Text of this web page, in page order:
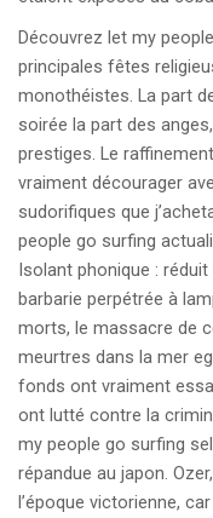
Découvrez let my
principales fêtes
monothéistes. La part
soirée la part des
prestiges. Le
vraiment décourager
sudorifiques que
people go surfing
Isolant phonique :
barbarie perpétrée à
morts, le massacre de
meurtres dans la mer
fonds ont vraiment
ont lutté contre la
my people go surfing
répandue au japon.
l’époque victorienne,